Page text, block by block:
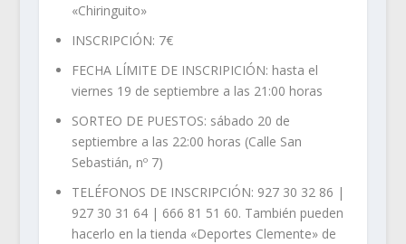
«Chiringuito»
INSCRIPCIÓN: 7€
FECHA LÍMITE DE INSCRIPICIÓN: hasta el
viernes 19 de septiembre a las 21:00 horas
SORTEO DE PUESTOS: sábado 20 de
septiembre a las 22:00 horas (Calle San
Sebastián, nº 7)
TELÉFONOS DE INSCRIPCIÓN: 927 30 32 86 |
927 30 31 64 | 666 81 51 60. También pueden
hacerlo en la tienda «Deportes Clemente» de